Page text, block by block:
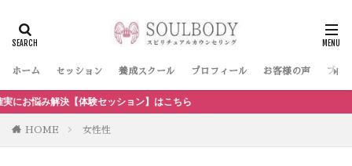
ホーム セッション 養成スクール プロフィール お客様の声 ブロ
決【体験セッション】はこちら
HOME 女性性